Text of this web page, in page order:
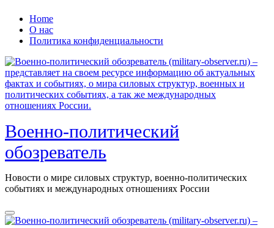
Перейти
содержанию
Home
О нас
Политика конфиденциальности
Военно-политический
обозреватель
Новости о мире силовых структур, военно-политических
событиях и международных отношениях России